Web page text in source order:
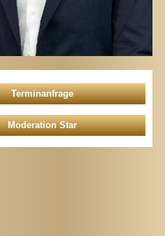
Moderation Star